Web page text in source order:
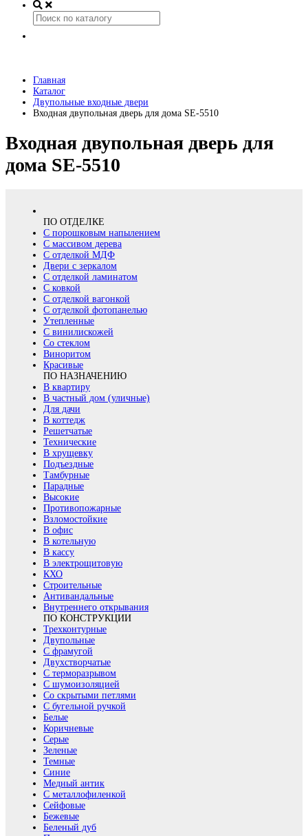
Главная
Каталог
Двупольные входные двери
Входная двупольная дверь для дома SE-5510
Входная двупольная дверь для
дома SE-5510
ПО ОТДЕЛКЕ
С порошковым напылением
С массивом дерева
С отделкой МДФ
Двери с зеркалом
С отделкой ламинатом
С ковкой
С отделкой вагонкой
С отделкой фотопанелью
Утепленные
С винилискожей
Со стеклом
Виноритом
Красивые
ПО НАЗНАЧЕНИЮ
В квартиру
В частный дом (уличные)
Для дачи
В коттедж
Решетчатые
Технические
В хрущевку
Подъездные
Тамбурные
Парадные
Высокие
Противопожарные
Взломостойкие
В офис
В котельную
В кассу
В электрощитовую
КХО
Строительные
Антивандальные
Внутреннего открывания
ПО КОНСТРУКЦИИ
Трехконтурные
Двупольные
С фрамугой
Двухстворчатые
С терморазрывом
С шумоизоляцией
Со скрытыми петлями
С бугельной ручкой
Белые
Коричневые
Серые
Зеленые
Темные
Синие
Медный антик
С металлофиленкой
Сейфовые
Бежевые
Беленый дуб